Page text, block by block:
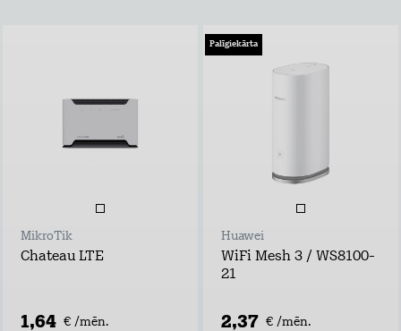
MikroTik
Chateau LTE
1,64 € /mēn.
Palīgiekārta
Huawei
WiFi Mesh 3 / WS8100-
21
2,37 € /mēn.